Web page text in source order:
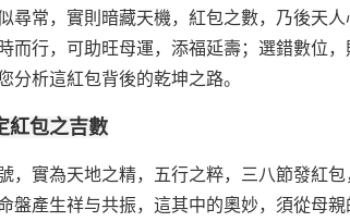
尋常，實則暗藏天機，紅包之數，乃後天
而行，可助旺母運，添福延壽；選錯數位
分析這紅包背後的乾坤之路。
紅包之吉數
，實為天地之精，五行之粹，三八節發紅
盤產生祥与共振，這其中的奧妙，須從母親